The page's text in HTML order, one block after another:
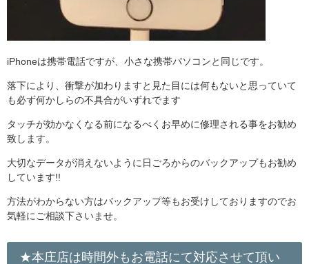
iPhoneは携帯電話ですが、小さな携帯パソコンと同じです。
落下により、衝撃が加わりますと見た目には何もないと思っていて
も必ず何かしらの不具合がいずれでます
タッチが効かなくなる前になるべくお早めに修理される事をお勧め
致します。
大切なデータが消えないように日ごろからのバックアップもお勧め
しています!!
方法がわからない方はバックアップ等もお受けしておりますのでお
気軽にご相談下さいませ。
★本庄店は時間外もお電話にて対応させて頂い